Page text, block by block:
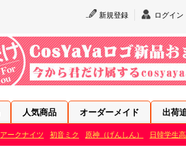
新規登録 ログイン
人気商品 オーダーメイド 出荷
アークナイツ 初音ミク 原神（げんしん） 日韓学生